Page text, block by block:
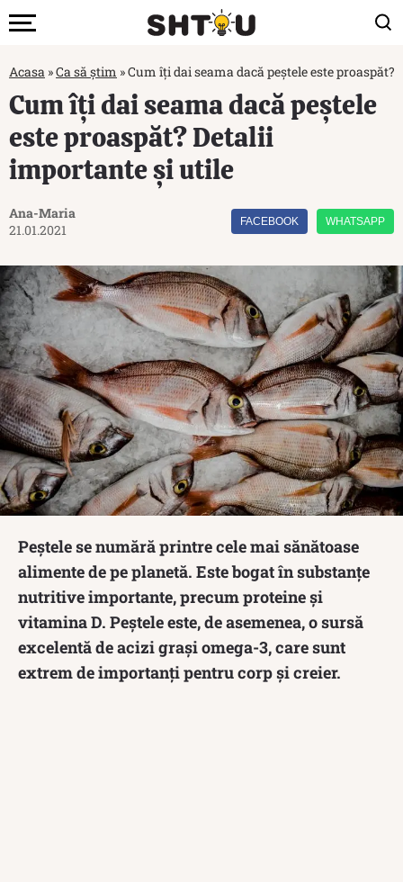
Acasa »Ca să știm »Cum îți dai seama dacă peștele este
Cum îți dai seama dacă peștele
este proaspăt? Detalii
importante și utile
Ana-Maria
21.01.2021
FACEBOOK WHATSAPP
Peștele se numără printre cele mai sănătoase
alimente de pe planetă. Este bogat în substanțe
nutritive importante, precum proteine și
vitamina D. Peștele este, de asemenea, o sursă
excelentă de acizi grași omega-3, care sunt
extrem de importanți pentru corp și creier.